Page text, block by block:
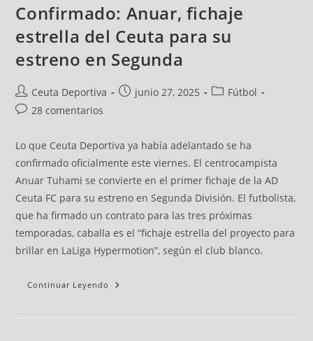
Confirmado: Anuar, fichaje
estrella del Ceuta para su
estreno en Segunda
Ceuta Deportiva junio 27, 2025
Fútbol
28 comentarios
Lo que Ceuta Deportiva ya había adelantado se ha
confirmado oficialmente este viernes. El centrocampista
Anuar Tuhami se convierte en el primer fichaje de la AD
Ceuta FC para su estreno en Segunda División. El futbolista,
que ha firmado un contrato para las tres próximas
temporadas, caballa es el “fichaje estrella del proyecto para
brillar en LaLiga Hypermotion”, según el club blanco.
Continuar Leyendo